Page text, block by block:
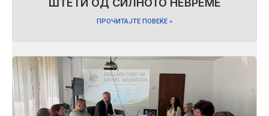
ШТЕТИ ОД СИЛНОТО НЕВРЕМЕ
ПРОЧИТАЈТЕ ПОВЕЌЕ »